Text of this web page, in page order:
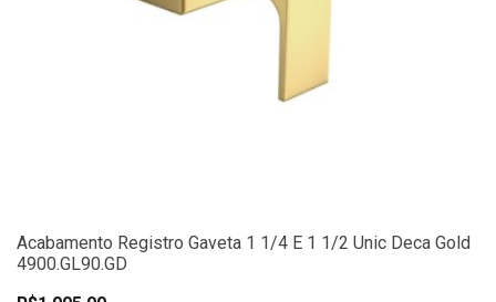
Acabamento Registro Gaveta 1 1/4 E 1 1/2 Unic Deca Gold
4900.GL90.GD